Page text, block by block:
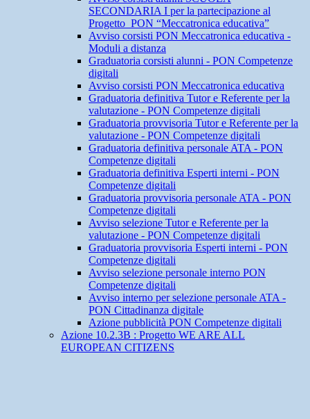
SECONDARIA I per la partecipazione al
Progetto PON “Meccatronica educativa”
Avviso corsisti PON Meccatronica educativa -
Moduli a distanza
Graduatoria corsisti alunni - PON Competenze
digitali
Avviso corsisti PON Meccatronica educativa
Graduatoria definitiva Tutor e Referente per la
valutazione - PON Competenze digitali
Graduatoria provvisoria Tutor e Referente per la
valutazione - PON Competenze digitali
Graduatoria definitiva personale ATA - PON
Competenze digitali
Graduatoria definitiva Esperti interni - PON
Competenze digitali
Graduatoria provvisoria personale ATA - PON
Competenze digitali
Avviso selezione Tutor e Referente per la
valutazione - PON Competenze digitali
Graduatoria provvisoria Esperti interni - PON
Competenze digitali
Avviso selezione personale interno PON
Competenze digitali
Avviso interno per selezione personale ATA -
PON Cittadinanza digitale
Azione pubblicità PON Competenze digitali
Azione 10.2.3B : Progetto WE ARE ALL
EUROPEAN CITIZENS